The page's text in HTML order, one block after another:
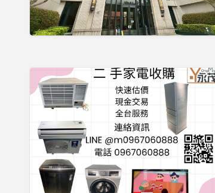
區
永
街
廳
2
衛
萬/
台
南
福
業
購
二
家